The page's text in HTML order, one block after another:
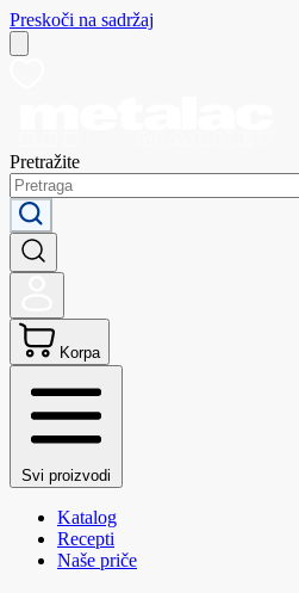
Preskoči na sadržaj
Pretražite
Korpa
Svi proizvodi
Katalog
Recepti
Naše priče